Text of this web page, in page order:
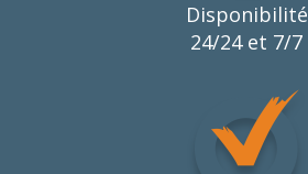
Disponibilité
24/24 et 7/7